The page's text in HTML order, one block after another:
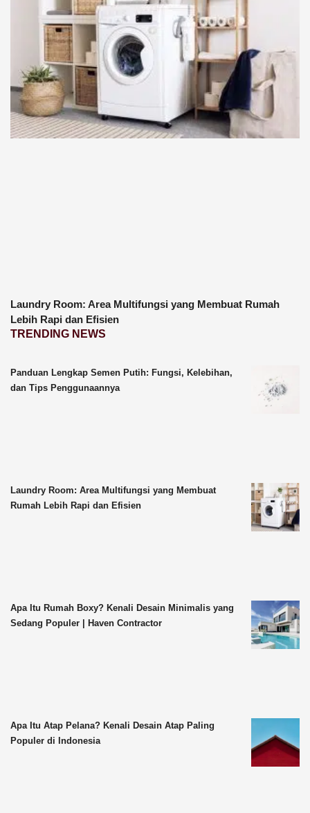
Laundry Room: Area Multifungsi yang Membuat Rumah
Lebih Rapi dan Efisien
TRENDING NEWS
Panduan Lengkap Semen Putih: Fungsi, Kelebihan,
dan Tips Penggunaannya
Laundry Room: Area Multifungsi yang Membuat
Rumah Lebih Rapi dan Efisien
Apa Itu Rumah Boxy? Kenali Desain Minimalis yang
Sedang Populer | Haven Contractor
Apa Itu Atap Pelana? Kenali Desain Atap Paling
Populer di Indonesia